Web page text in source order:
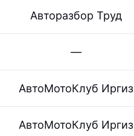
Авторазбор Труд
—
АвтоМотоКлуб Иргиз
АвтоМотоКлуб Иргиз